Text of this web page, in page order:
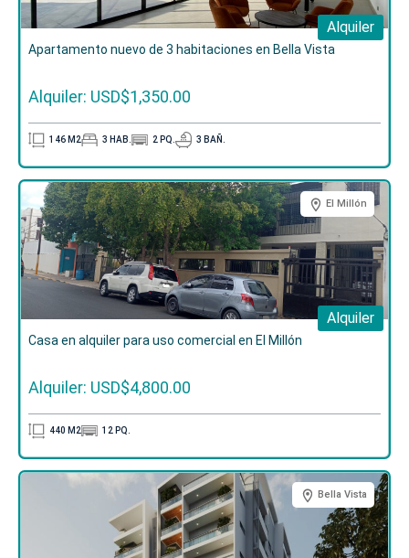
Alquiler
Apartamento nuevo de 3 habitaciones en Bella Vista
Alquiler: USD$1,350.00
146 M2 3 HAB. 2 PQ. 3 BAÑ.
El Millón
Alquiler
Casa en alquiler para uso comercial en El Millón
Alquiler: USD$4,800.00
440 M2 12 PQ.
Bella Vista